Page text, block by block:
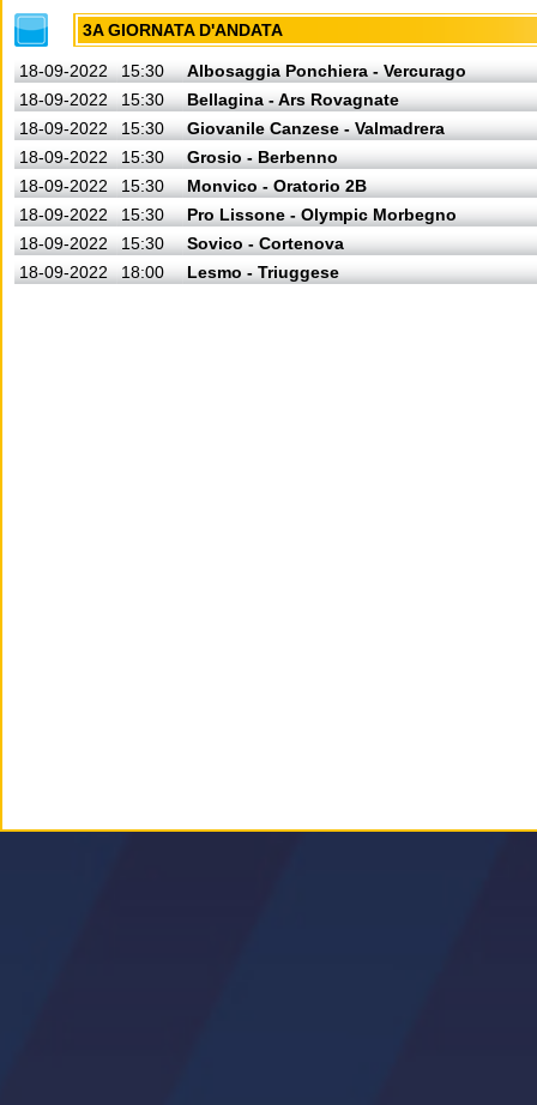
3A GIORNATA D'ANDATA
18-09-2022 15:30
Albosaggia Ponchiera - Vercurago
18-09-2022
15:30
Bellagina - Ars Rovagnate
18-09-2022
15:30
Giovanile Canzese - Valmadrera
18-09-2022
15:30
Grosio - Berbenno
18-09-2022
15:30
Monvico - Oratorio 2B
18-09-2022
15:30
Pro Lissone - Olympic Morbegno
18-09-2022
15:30
Sovico - Cortenova
18-09-2022
18:00 Lesmo - Triuggese